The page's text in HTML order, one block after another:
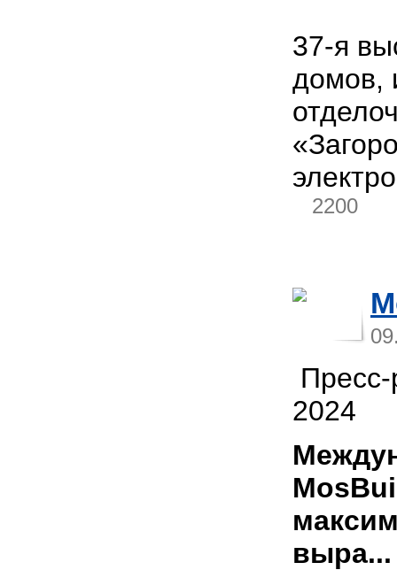
37-я
домов,
2200
2024